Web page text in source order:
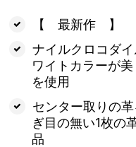
【 最新作 】
ナイルクロコダ
ワイトカラーが
を使用
センター取りの
ぎ目の無い1枚の
品